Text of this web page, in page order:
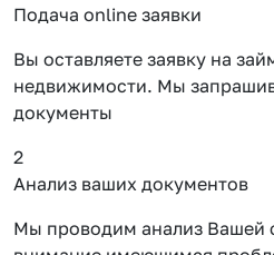
Подача online заявки
Вы оставляете заявку на
недвижимости. Мы
документы
2
Анализ ваших документов
Мы проводим анализ Вашей